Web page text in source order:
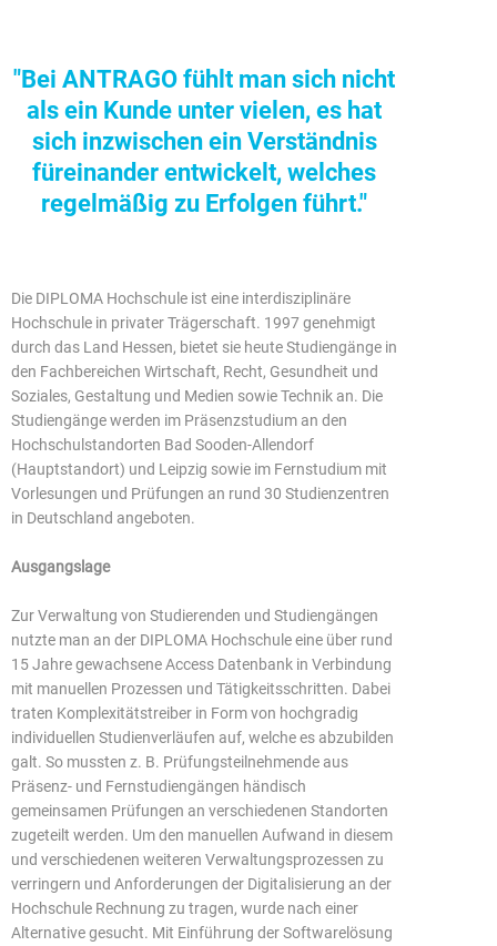
"Bei ANTRAGO fühlt man sich nicht
als ein Kunde unter vielen, es hat
sich inzwischen ein Verständnis
füreinander entwickelt, welches
regelmäßig zu Erfolgen führt."
Die DIPLOMA Hochschule ist eine interdisziplinäre
Hochschule in privater Trägerschaft. 1997 genehmigt
durch das Land Hessen, bietet sie heute Studiengänge in
den Fachbereichen Wirtschaft, Recht, Gesundheit und
Soziales, Gestaltung und Medien sowie Technik an. Die
Studiengänge werden im Präsenzstudium an den
Hochschulstandorten Bad Sooden-Allendorf
(Hauptstandort) und Leipzig sowie im Fernstudium mit
Vorlesungen und Prüfungen an rund 30 Studienzentren
in Deutschland angeboten.
Ausgangslage
Zur Verwaltung von Studierenden und Studiengängen
nutzte man an der DIPLOMA Hochschule eine über rund
15 Jahre gewachsene Access Datenbank in Verbindung
mit manuellen Prozessen und Tätigkeitsschritten. Dabei
traten Komplexitätstreiber in Form von hochgradig
individuellen Studienverläufen auf, welche es abzubilden
galt. So mussten z. B. Prüfungsteilnehmende aus
Präsenz- und Fernstudiengängen händisch
gemeinsamen Prüfungen an verschiedenen Standorten
zugeteilt werden. Um den manuellen Aufwand in diesem
und verschiedenen weiteren Verwaltungsprozessen zu
verringern und Anforderungen der Digitalisierung an der
Hochschule Rechnung zu tragen, wurde nach einer
Alternative gesucht. Mit Einführung der Softwarelösung